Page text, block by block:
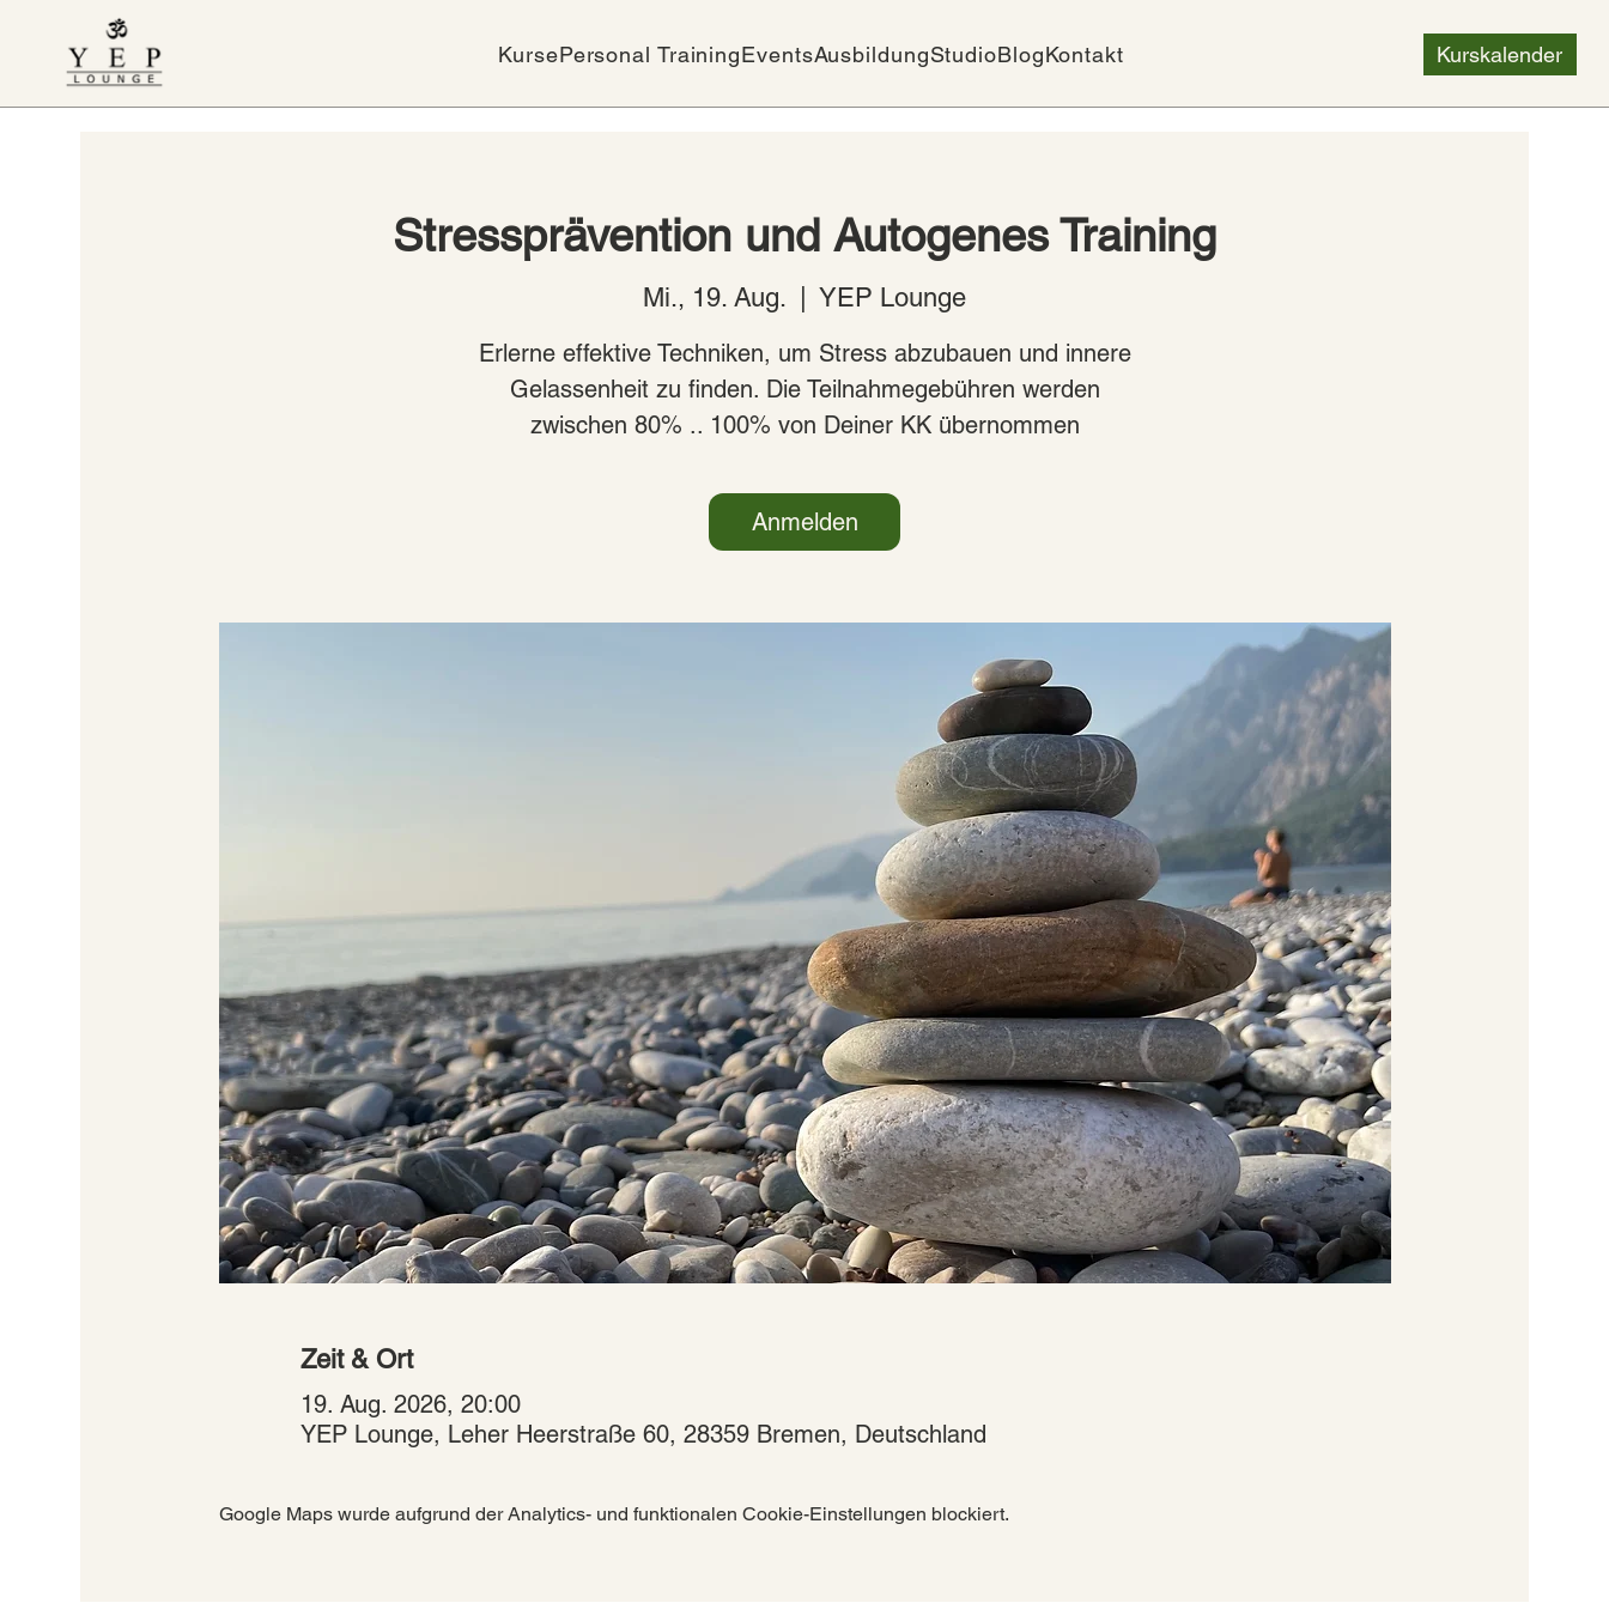
KursePersonal TrainingEventsAusbildungStudioBlogKontakt Kurskalender
Stressprävention und Autogenes Training
Mi., 19. Aug. YEP Lounge
Erlerne effektive Techniken, um Stress abzubauen und innere
Gelassenheit zu finden. Die Teilnahmegebühren werden
zwischen 80% .. 100% von Deiner KK übernommen
Anmelden
Zeit & Ort
19. Aug. 2026, 20:00
YEP Lounge, Leher Heerstraße 60, 28359 Bremen, Deutschland
Google Maps wurde aufgrund der Analytics- und funktionalen Cookie-Einstellungen blockiert.